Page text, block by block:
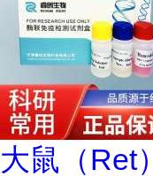
大鼠（Ret